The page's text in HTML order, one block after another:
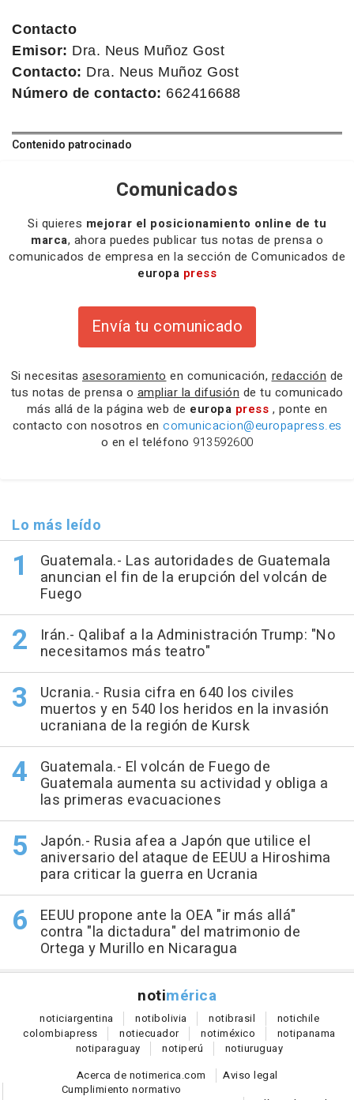
Contacto
Emisor: Dra. Neus Muñoz Gost
Contacto: Dra. Neus Muñoz Gost
Número de contacto: 662416688
Contenido patrocinado
Comunicados
Si quieres mejorar el posicionamiento online de tu
marca, ahora puedes publicar tus notas de prensa o
comunicados de empresa en la sección de Comunicados de
europa press
Envía tu comunicado
Si necesitas asesoramiento en comunicación, redacción de
tus notas de prensa o ampliar la difusión de tu comunicado
más allá de la página web de europa press , ponte en
contacto con nosotros en comunicacion@europapress.es
o en el teléfono 913592600
Lo más leído
Guatemala.- Las autoridades de Guatemala
anuncian el fin de la erupción del volcán de
Fuego
Irán.- Qalibaf a la Administración Trump: "No
necesitamos más teatro"
Ucrania.- Rusia cifra en 640 los civiles
muertos y en 540 los heridos en la invasión
ucraniana de la región de Kursk
Guatemala.- El volcán de Fuego de
Guatemala aumenta su actividad y obliga a
las primeras evacuaciones
Japón.- Rusia afea a Japón que utilice el
aniversario del ataque de EEUU a Hiroshima
para criticar la guerra en Ucrania
EEUU propone ante la OEA "ir más allá"
contra "la dictadura" del matrimonio de
Ortega y Murillo en Nicaragua
notimérica
noticiargentina notibolivia notibrasil notichile
colombiapress notiecuador notiméxico notipanama
notiparaguay notiperú notiuruguay
Acerca de notimerica.com
Aviso legal
Cumplimiento normativo